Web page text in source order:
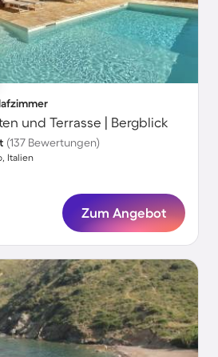
und Terrasse | Bergblick
(137 Bewertungen)
Italien
Zum Angebot